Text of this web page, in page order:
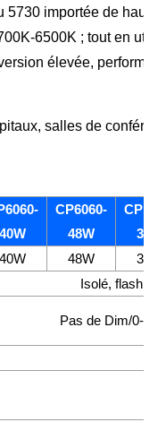
5730 importée de
6500K ; tout en
élevée,
salles de
40W
CP6060-
48W
36W
40W 48W
36W
Isolé, flash ou
Pas de Dim/0-